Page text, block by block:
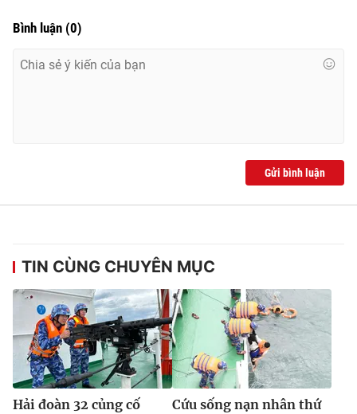
Bình luận (0)
Gửi bình luận
TIN CÙNG CHUYÊN MỤC
Hải đoàn 32 củng cố
Cứu sống nạn nhân thứ